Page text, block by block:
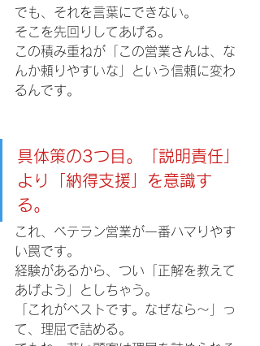
でも、それを言葉にできない。
そこを先回りしてあげる。
この積み重ねが「この営業さんは、な
んか頼りやすいな」という信頼に変わ
るんです。
具体策の3つ目。「説明責任」
より「納得支援」を意識す
る。
これ、ベテラン営業が一番ハマりやす
い罠です。
経験があるから、つい「正解を教えて
あげよう」としちゃう。
「これがベストです。なぜなら〜」っ
て、理屈で詰める。